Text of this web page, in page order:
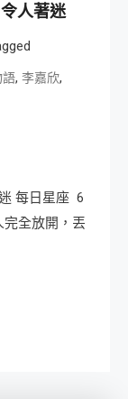
人著迷
語, 李嘉欣,
每日星座 6
全放開，丟